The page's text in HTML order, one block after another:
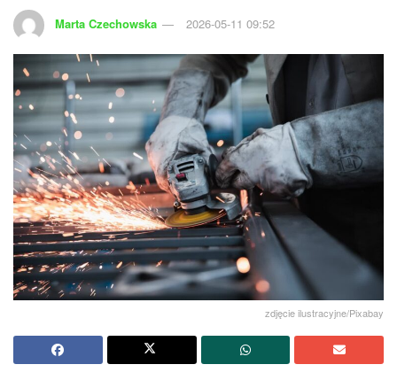
Marta Czechowska 2026-05-11 09:52
zdjęcie ilustracyjne/Pixabay